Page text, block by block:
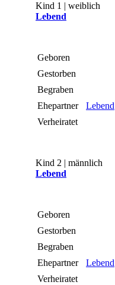
Kind 1 | weiblich
Lebend
Geboren
Gestorben
Begraben
Ehepartner
Lebend
Verheiratet
Kind 2 | männlich
Lebend
Geboren
Gestorben
Begraben
Ehepartner
Lebend
Verheiratet